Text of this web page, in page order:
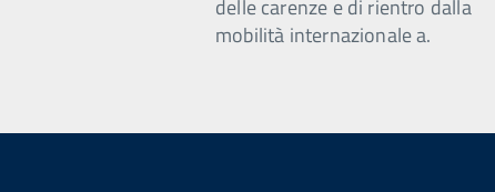
delle carenze e di rientro dalla
mobilità internazionale a.